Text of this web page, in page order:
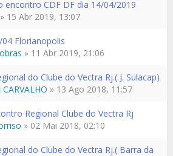
encontro CDF DF dia 14/04/2019
» 15 Abr 2019, 13:07
Florianopolis
» 11 Abr 2019, 21:06
do Clube do Vectra Rj.( J. Sulacap)
» 13 Ago 2018, 11:57
Regional Clube do Vectra Rj
» 02 Mai 2018, 02:10
do Clube do Vectra Rj.( Barra da